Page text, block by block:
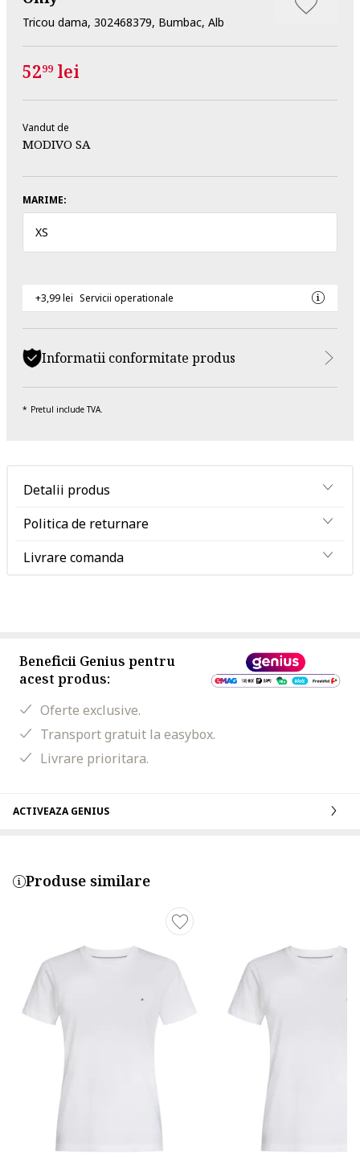
Tricou dama, 302468379, Bumbac, Alb
5299 lei
Vandut de
MODIVO SA
MARIME:
XS
+3,99 lei Servicii operationale
Informatii conformitate produs
Pretul include TVA.
Detalii produs
Politica de returnare
Livrare comanda
Beneficii Genius pentru
acest produs:
Oferte exclusive.
Transport gratuit la easybox.
Livrare prioritara.
ACTIVEAZA GENIUS
Produse similare